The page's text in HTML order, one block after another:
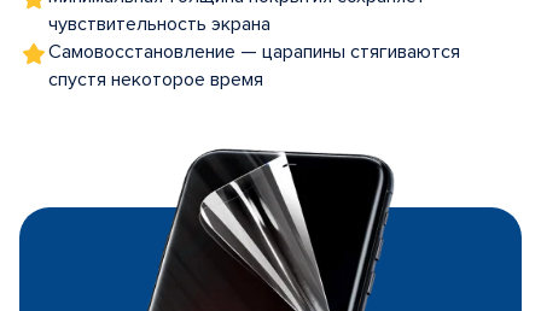
чувствительность экрана
Самовосстановление — царапины стягиваются
спустя некоторое время